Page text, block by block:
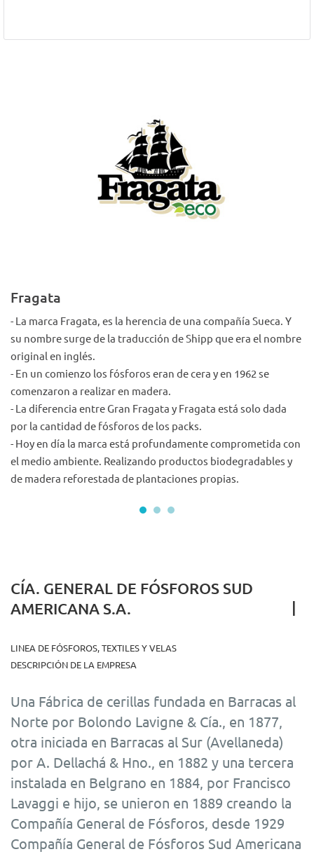
Fragata
- La marca Fragata, es la herencia de una compañía Sueca. Y
su nombre surge de la traducción de Shipp que era el nombre
original en inglés.
- En un comienzo los fósforos eran de cera y en 1962 se
comenzaron a realizar en madera.
- La diferencia entre Gran Fragata y Fragata está solo dada
por la cantidad de fósforos de los packs.
- Hoy en día la marca está profundamente comprometida con
el medio ambiente. Realizando productos biodegradables y
de madera reforestada de plantaciones propias.
CÍA. GENERAL DE FÓSFOROS SUD
AMERICANA S.A.
|
LINEA DE FÓSFOROS, TEXTILES Y VELAS
DESCRIPCIÓN DE LA EMPRESA
Una Fábrica de cerillas fundada en Barracas al
Norte por Bolondo Lavigne & Cía., en 1877,
otra iniciada en Barracas al Sur (Avellaneda)
por A. Dellachá & Hno., en 1882 y una tercera
instalada en Belgrano en 1884, por Francisco
Lavaggi e hijo, se unieron en 1889 creando la
Compañía General de Fósforos, desde 1929
Compañía General de Fósforos Sud Americana